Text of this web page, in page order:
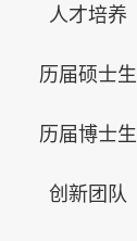
人才培养
历届硕士生
历届博士生
创新团队